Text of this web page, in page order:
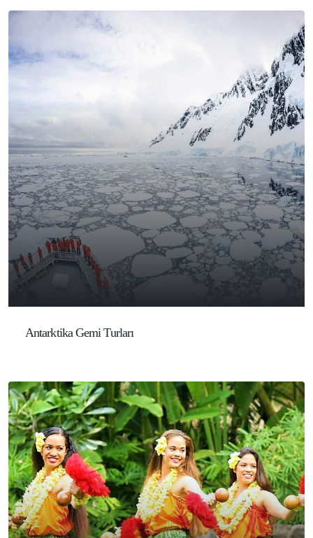
Antarktika Gemi Turları